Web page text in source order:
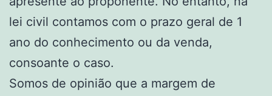
lei civil contamos com o prazo geral de 1
ano do conhecimento ou da venda,
consoante o caso.
Somos de opinião que a margem de